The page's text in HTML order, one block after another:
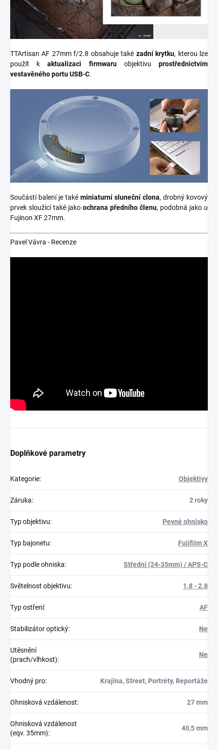
TTArtisan AF 27mm f/2.8 obsahuje také zadní krytku, kterou lze
použít kaktualizaci firmwaruobjektivuprostřednictvím
vestavěného portu USB-C.
Součástí balení je také miniaturní sluneční clona, drobný kovový
prvek sloužící také jako ochrana předního členu, podobná jako u
Fujinon XF 27mm.
Pavel Vávra - Recenze
Doplňkové parametry
Kategorie: Objektivy
Záruka: 2 roky
Typ objektivu: Pevné ohnisko
Typ bajonetu: Fujifilm X
Typ podle ohniska: Střední (24-35mm) / APS-C
Světelnost objektivu: 1.8 - 2.8
Typ ostření: AF
Stabilizátor optický: Ne
Utěsnění
(prach/vlhkost):
Ne
Vhodný pro: Krajina, Street, Portréty, Reportáže
Ohnisková vzdálenost: 27 mm
Ohnisková vzdálenost
(eqv. 35mm):
40,5 mm